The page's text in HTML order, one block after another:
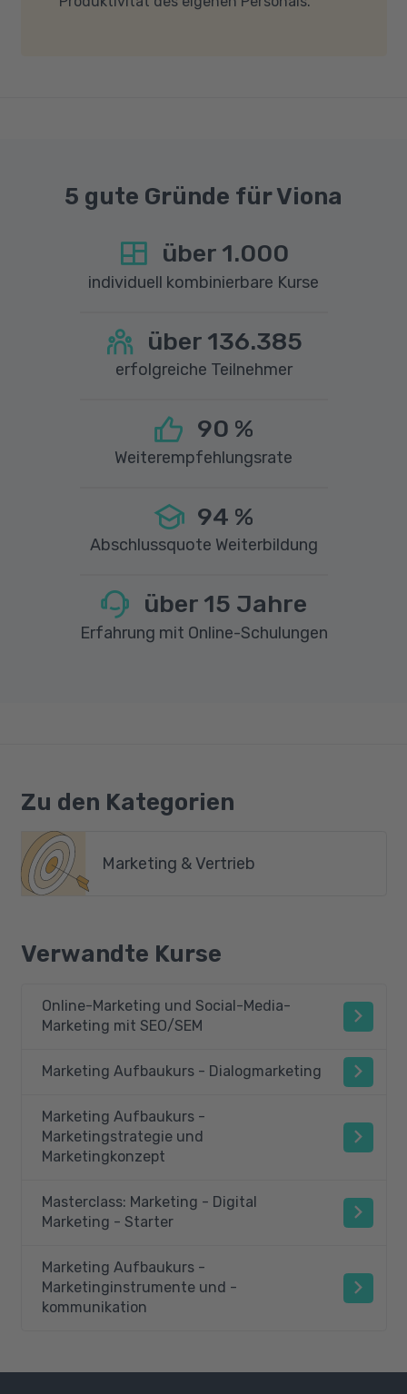
5 gute Gründe für Viona
über 1.000
individuell kombinierbare Kurse
über 136.385
erfolgreiche Teilnehmer
90 %
Weiterempfehlungsrate
94 %
Abschlussquote Weiterbildung
über 15 Jahre
Erfahrung mit Online-Schulungen
Zu den Kategorien
Marketing & Vertrieb
Verwandte Kurse
Online-Marketing und Social-Media-
Marketing mit SEO/SEM
Marketing Aufbaukurs - Dialogmarketing
Marketing Aufbaukurs -
Marketingstrategie und
Marketingkonzept
Masterclass: Marketing - Digital
Marketing - Starter
Marketing Aufbaukurs -
Marketinginstrumente und -
kommunikation